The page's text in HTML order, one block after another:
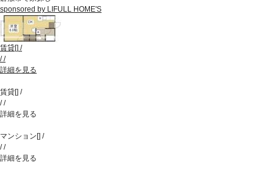
sponsored by LIFULL HOME'S
賃貸[] /
//
詳細を見る
賃貸[] /
//
詳細を見る
マンション [] /
//
詳細を見る